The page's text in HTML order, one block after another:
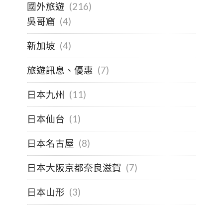
國外旅遊 (216)
吳哥窟 (4)
新加坡 (4)
旅遊訊息、優惠 (7)
日本九州 (11)
日本仙台 (1)
日本名古屋 (8)
日本大阪京都奈良滋賀 (7)
日本山形 (3)